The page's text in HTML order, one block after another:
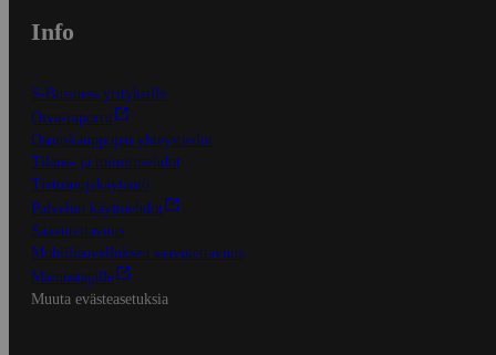
Info
S-Business yrityksille
Oiva-raportit
Osuuskauppojen yhteystiedot
Tilaus- ja toimitusehdot
Tietosuojakäytäntö
Palvelun käyttöehdot
Saavutettavuus
Mobiilisovelluksen saavutettavuus
Mainostajalle
Muuta evästeasetuksia